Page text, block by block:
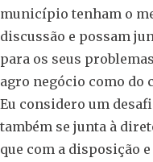
município tenham o
discussão e possam
para os seus
agro negócio como do
Eu considero um
também se junta à
que com a disposição